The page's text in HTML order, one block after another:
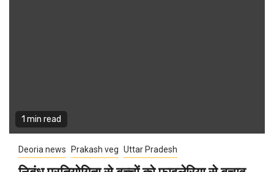
1 min read
Deoria news Prakash veg Uttar Pradesh